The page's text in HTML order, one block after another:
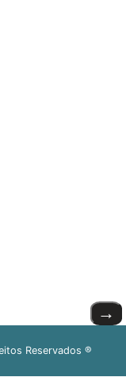
→
Reservados ®